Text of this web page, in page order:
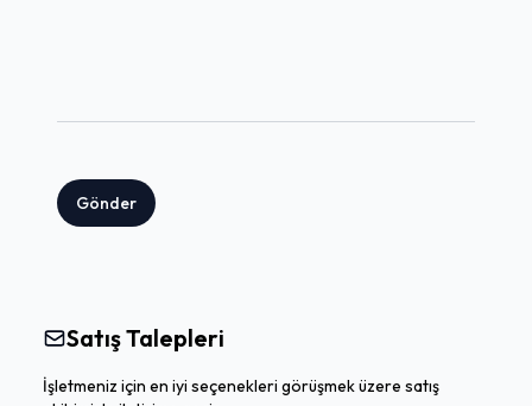
Gönder
Satış Talepleri
İşletmeniz için en iyi seçenekleri görüşmek üzere satış